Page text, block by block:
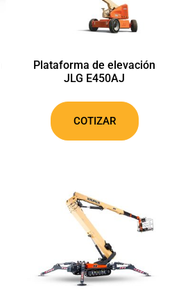
Plataforma de elevación
JLG E450AJ
COTIZAR